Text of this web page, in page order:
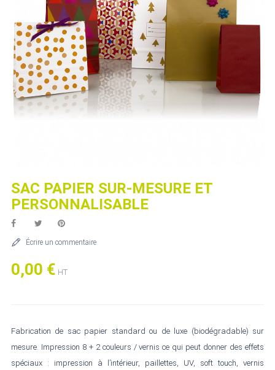
SAC PAPIER SUR-MESURE ET
PERSONNALISABLE
Écrire un commentaire
0,00 € HT
Fabrication de sac papier standard ou de luxe (biodégradable) sur
mesure. Impression 8 + 2 couleurs / vernis ce qui peut donner des effets
spéciaux : impression à l’intérieur, paillettes, UV, soft touch, vernis